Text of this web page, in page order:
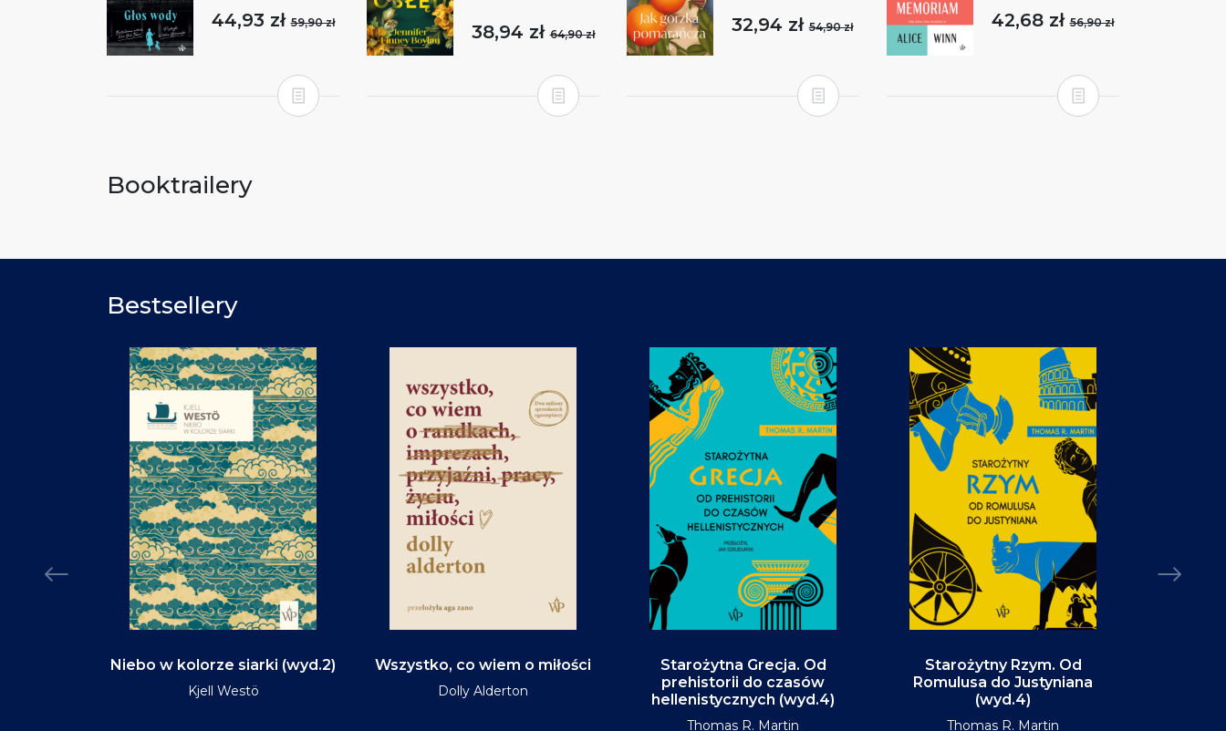
44,93 zł59,90 zł 38,94 zł64,90 zł 32,94 zł54,90 zł 42,68 zł56,90 zł
Booktrailery
Bestsellery
Niebo w kolorze siarki (wyd.2)
Kjell Westö
Wszystko, co wiem o miłości
Dolly Alderton
Starożytna Grecja. Od
prehistorii do czasów
hellenistycznych (wyd.4)
Thomas R. Martin
Starożytny Rzym. Od
Romulusa do Justyniana
(wyd.4)
Thomas R. Martin